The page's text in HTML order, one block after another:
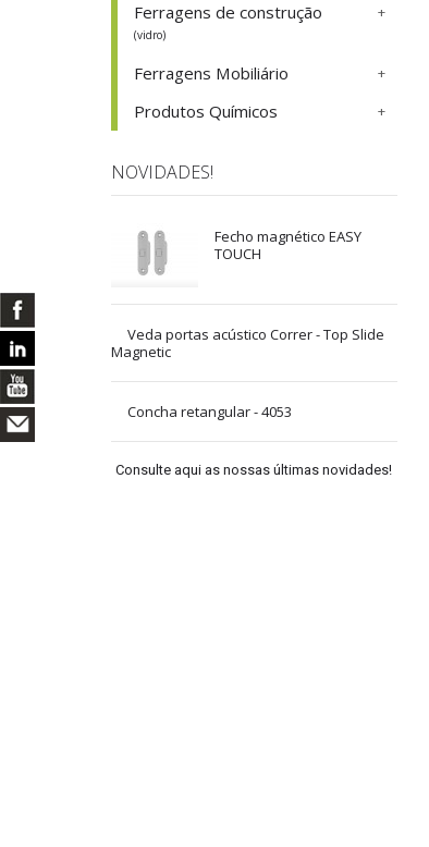
Ferragens de construção
(vidro)
Ferragens Mobiliário
Produtos Químicos
NOVIDADES!
Fecho magnético EASY
TOUCH
Veda portas acústico Correr - Top Slide
Magnetic
Concha retangular - 4053
Consulte aqui as nossas últimas novidades!